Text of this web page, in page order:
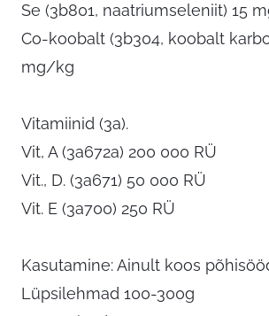
Se (3b801, naatriumseleniit) 15
Co-koobalt (3b304, koobalt
mg/kg
Vitamiinid (3a).
Vit, A (3a672a) 200 000 RÜ
Vit., D. (3a671) 50 000 RÜ
Vit. E (3a700) 250 RÜ
Kasutamine: Ainult koos
Lüpsilehmad 100-300g